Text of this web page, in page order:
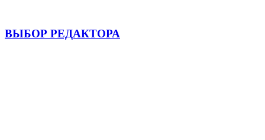
ВЫБОР РЕДАКТОРА